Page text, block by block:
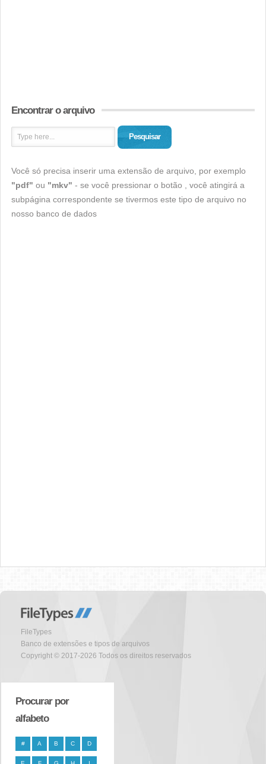
Encontrar o arquivo
Pesquisar
Você só precisa inserir uma extensão de arquivo, por exemplo
"pdf" ou "mkv" - se você pressionar o botão , você atingirá a
subpágina correspondente se tivermos este tipo de arquivo no
nosso banco de dados
FileTypes
Banco de extensões e tipos de arquivos
Copyright © 2017-2026 Todos os direitos reservados
Procurar por
alfabeto
# A B C D